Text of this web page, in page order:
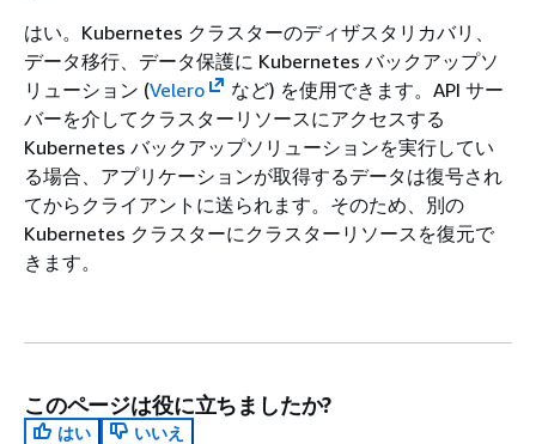
はい。Kubernetes クラスターのディザスタリカバリ、
データ移行、データ保護に Kubernetes バックアップソ
リューション (Velero
など) を使用できます。API サー
バーを介してクラスターリソースにアクセスする
Kubernetes バックアップソリューションを実行してい
る場合、アプリケーションが取得するデータは復号され
てからクライアントに送られます。そのため、別の
Kubernetes クラスターにクラスターリソースを復元で
きます。
このページは役に立ちましたか?
はい
いいえ